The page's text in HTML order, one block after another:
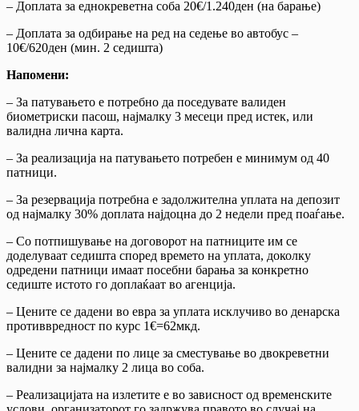
– Доплата за еднокреветна соба 20€/1.240ден (на барање)
– Доплата за одбирање на ред на седење во автобус –
10€/620ден (мин. 2 седишта)
Напомени:
– За патувањето е потребно да поседувате валиден
биометриски пасош, најмалку 3 месеци пред истек, или
валидна лична карта.
– За реализација на патувањето потребен е минимум од 40
патници.
– За резервација потребна е задолжителна уплата на депозит
од најмалку 30% доплата најдоцна до 2 недели пред поаѓање.
– Со потпишување на договорот на патниците им се
доделуваат седишта според времето на уплата, доколку
одредени патници имаат посебни барања за конкретно
седиште истото го доплаќаат во агенција.
– Цените се дадени во евра за уплата исклучиво во денарска
противвредност по курс 1€=62мкд.
– Цените се дадени по лице за сместување во двокреветни
валидни за најмалку 2 лица во соба.
– Реализацијата на излетите е во зависност од временските